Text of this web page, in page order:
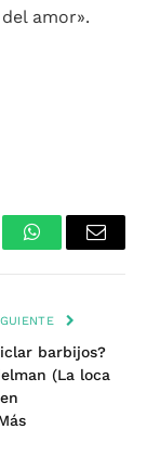
amor».
WhatsAppEmail
barbijos?
(La loca